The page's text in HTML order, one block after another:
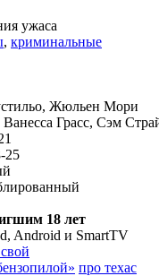
ужаса
, криминальные
Жюльен Мори
Грасс, Сэм
25
18 лет
Android и SmartTV
про техас